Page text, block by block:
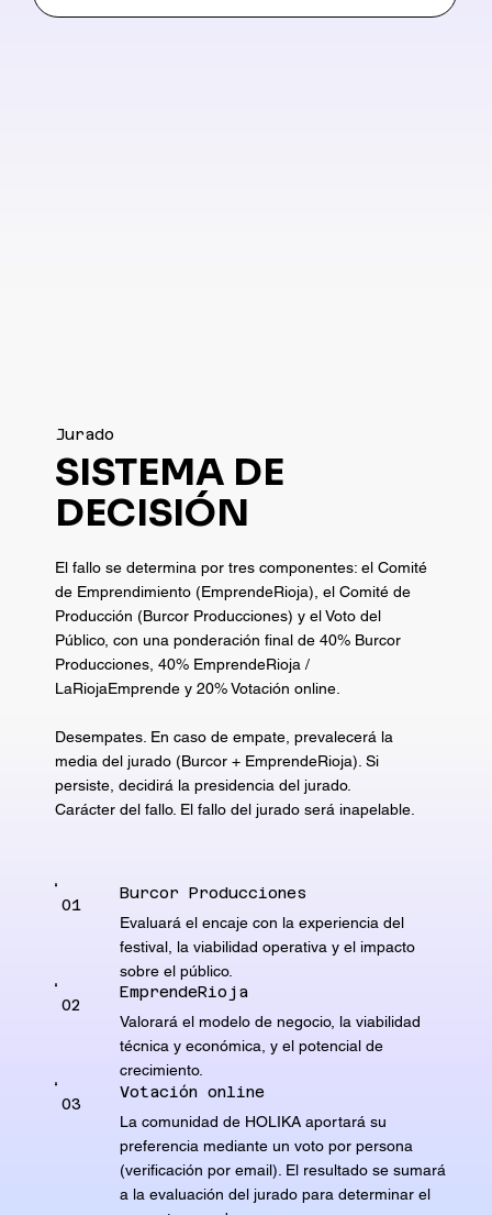
Jurado
SISTEMA DE
DECISIÓN
El fallo se determina por tres componentes: el Comité
de Emprendimiento (EmprendeRioja), el Comité de
Producción (Burcor Producciones) y el Voto del
Público, con una ponderación final de 40% Burcor
Producciones, 40% EmprendeRioja /
LaRiojaEmprende y 20% Votación online.
Desempates. En caso de empate, prevalecerá la
media del jurado (Burcor + EmprendeRioja). Si
persiste, decidirá la presidencia del jurado.
Carácter del fallo. El fallo del jurado será inapelable.
01
Burcor Producciones
Evaluará el encaje con la experiencia del
festival, la viabilidad operativa y el impacto
sobre el público.
02
EmprendeRioja
Valorará el modelo de negocio, la viabilidad
técnica y económica, y el potencial de
crecimiento.
03
Votación online
La comunidad de HOLIKA aportará su
preferencia mediante un voto por persona
(verificación por email). El resultado se sumará
a la evaluación del jurado para determinar el